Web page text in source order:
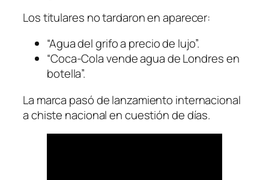
Los titulares no tardaron en aparecer:
“Agua del grifo a precio de lujo”.
“Coca-Cola vende agua de Londres en
botella”.
La marca pasó de lanzamiento internacional
a chiste nacional en cuestión de días.